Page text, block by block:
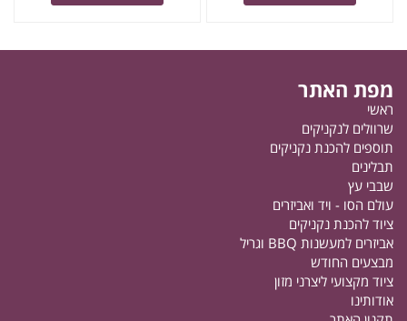
מפת האתר
ראשי
שרוולים לנקניקים
תוספים להכנת נקניקים
תבלינים
שבבי עץ
עולם הסו - ויד ואביזרים
ציוד להכנת נקניקים
אביזרים למעשנות BBQ וגריל
מבצעים החודש
ציוד מקצועי ליצרני מזון
אודותינו